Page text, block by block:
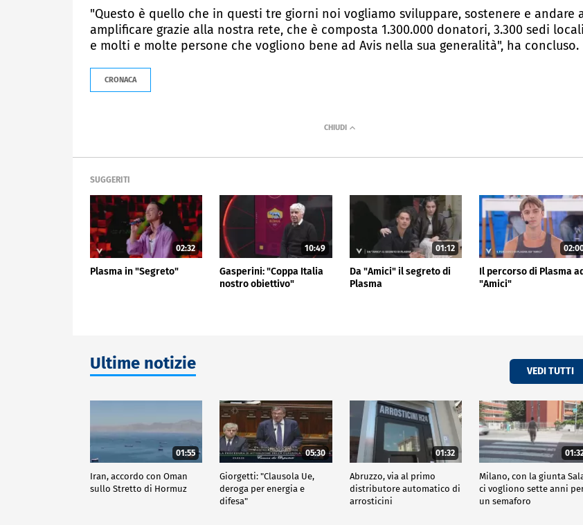
"Questo è quello che in questi tre giorni noi vogliamo sviluppare, sostenere e andare
amplificare grazie alla nostra rete, che è composta 1.300.000 donatori, 3.300 sedi locali
e molti e molte persone che vogliono bene ad Avis nella sua generalità", ha concluso.
CRONACA
SUGGERITI
02:32
Plasma in "Segreto"
10:49
Gasperini: "Coppa Italia
nostro obiettivo"
01:12
Da "Amici" il segreto di
Plasma
Il percorso di Plasma ad
"Amici"
Ultime notizie VEDI TUTTI
01:55
Iran, accordo con Oman
sullo Stretto di Hormuz
05:30
Giorgetti: "Clausola Ue,
deroga per energia e
difesa"
01:32
Abruzzo, via al primo
distributore automatico di
arrosticini
Milano, con la giunta
ci vogliono sette anni
un semaforo